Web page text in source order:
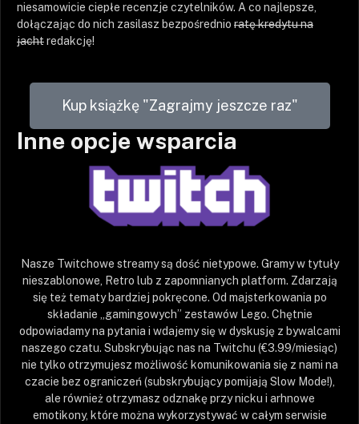
niesamowicie ciepłe recenzje czytelników. A co najlepsze,
dołączając do nich zasilasz bezpośrednio ratę kredytu na
jachtredakcję!
Kup książkę "Zagrajmy jeszcze raz"
Inne opcje wsparcia
Nasze Twitchowe streamy są dość nietypowe. Gramy w tytuły
nieszablonowe, Retro lub z zapomnianych platform. Zdarzają
się też tematy bardziej pokręcone. Od majsterkowania po
składanie „gamingowych” zestawów Lego. Chętnie
odpowiadamy na pytania i wdajemy się w dyskusję z bywalcami
naszego czatu. Subskrybując nas na Twitchu (€3.99/miesiąc)
nie tylko otrzymujesz możliwość komunikowania się z nami na
czacie bez ograniczeń (subskrybujący pomijają Slow Mode!),
ale również otrzymasz odznakę przy nicku i arhnowe
emotikony, które można wykorzystywać w całym serwisie